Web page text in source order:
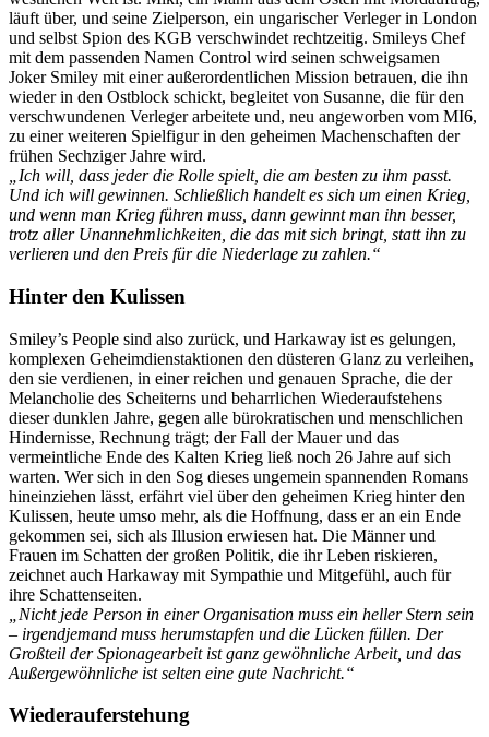
läuft über, und seine Zielperson, ein ungarischer Verleger in London
und selbst Spion des KGB verschwindet rechtzeitig. Smileys Chef
mit dem passenden Namen Control wird seinen schweigsamen
Joker Smiley mit einer außerordentlichen Mission betrauen, die ihn
wieder in den Ostblock schickt, begleitet von Susanne, die für den
verschwundenen Verleger arbeitete und, neu angeworben vom MI6,
zu einer weiteren Spielfigur in den geheimen Machenschaften der
frühen Sechziger Jahre wird.
„Ich will, dass jeder die Rolle spielt, die am besten zu ihm passt.
Und ich will gewinnen. Schließlich handelt es sich um einen Krieg,
und wenn man Krieg führen muss, dann gewinnt man ihn besser,
trotz aller Unannehmlichkeiten, die das mit sich bringt, statt ihn zu
verlieren und den Preis für die Niederlage zu zahlen.“
Hinter den Kulissen
Smiley’s People sind also zurück, und Harkaway ist es gelungen,
komplexen Geheimdienstaktionen den düsteren Glanz zu verleihen,
den sie verdienen, in einer reichen und genauen Sprache, die der
Melancholie des Scheiterns und beharrlichen Wiederaufstehens
dieser dunklen Jahre, gegen alle bürokratischen und menschlichen
Hindernisse, Rechnung trägt; der Fall der Mauer und das
vermeintliche Ende des Kalten Krieg ließ noch 26 Jahre auf sich
warten. Wer sich in den Sog dieses ungemein spannenden Romans
hineinziehen lässt, erfährt viel über den geheimen Krieg hinter den
Kulissen, heute umso mehr, als die Hoffnung, dass er an ein Ende
gekommen sei, sich als Illusion erwiesen hat. Die Männer und
Frauen im Schatten der großen Politik, die ihr Leben riskieren,
zeichnet auch Harkaway mit Sympathie und Mitgefühl, auch für
ihre Schattenseiten.
„Nicht jede Person in einer Organisation muss ein heller Stern sein
– irgendjemand muss herumstapfen und die Lücken füllen. Der
Großteil der Spionagearbeit ist ganz gewöhnliche Arbeit, und das
Außergewöhnliche ist selten eine gute Nachricht.“
Wiederauferstehung